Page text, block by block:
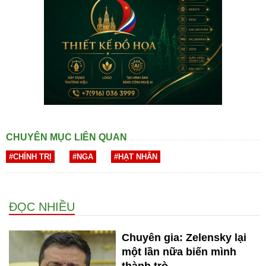
CHUYÊN MỤC LIÊN QUAN
#CHÍNH TRỊ #NGA #HẠT NHÂN
ĐỌC NHIỀU
Chuyên gia: Zelensky lại
một lần nữa biến mình